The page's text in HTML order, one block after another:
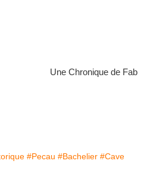
Une Chronique de Fab
#Pecau #Bachelier #Cave